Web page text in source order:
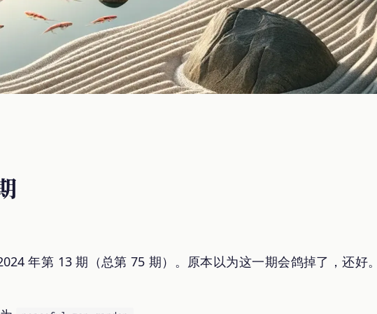
年第 13 期（总第 75 期）。原本以为这一期会鸽掉了，还好